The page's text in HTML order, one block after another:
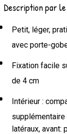
Description par
Petit, léger,
avec porte-
Fixation facile
de 4 cm
Intérieur :
latéraux, avant: